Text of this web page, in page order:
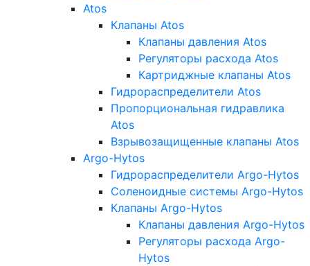
Atos
Клапаны Atos
Клапаны давления Atos
Регуляторы расхода Atos
Картриджные клапаны Atos
Гидрораспределители Atos
Пропорциональная гидравлика
Atos
Взрывозащищенные клапаны Atos
Argo-Hytos
Гидрораспределители Argo-Hytos
Соленоидные системы Argo-Hytos
Клапаны Argo-Hytos
Клапаны давления Argo-Hytos
Регуляторы расхода Argo-
Hytos